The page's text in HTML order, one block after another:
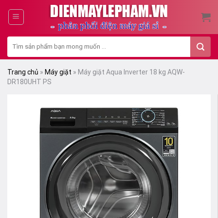
kiếm:
Trang chủ » Máy giặt » Máy giặt Aqua Inverter 18 kg AQW-
DR180UHT PS